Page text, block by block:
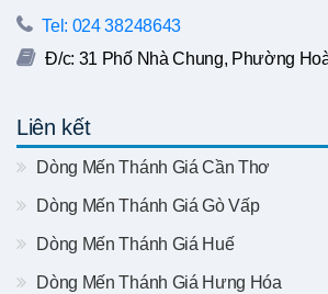
Tel: 024 38248643
Đ/c: 31 Phố Nhà Chung, Phường
Liên kết
Dòng Mến Thánh Giá Cần Thơ
Dòng Mến Thánh Giá Gò Vấp
Dòng Mến Thánh Giá Huế
Dòng Mến Thánh Giá Hưng Hóa